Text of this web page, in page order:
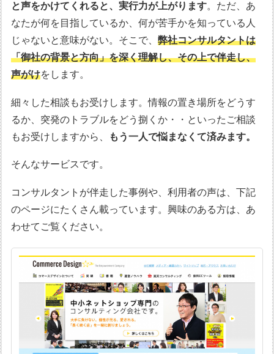
と声をかけてくれると、実行力が上がります。ただ、あ
なたが何を目指しているか、何が苦手かを知っている人
じゃないと意味がない。そこで、弊社コンサルタントは
「御社の背景と方向」を深く理解し、その上で伴走し、
声がけをします。
細々した相談もお受けします。情報の置き場所をどうす
るか、突発のトラブルをどう捌くか・・といったご相談
もお受けしますから、
もう一人で悩まなくて済みます。
そんなサービスです。
コンサルタントが伴走した事例や、利用者の声は、下記
のページにたくさん載っています。興味のある方は、あ
わせてご覧ください。